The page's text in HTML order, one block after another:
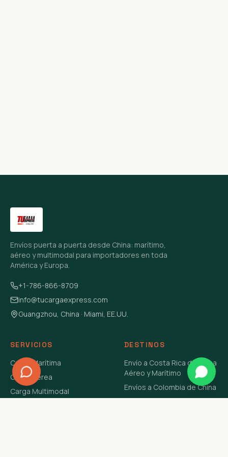
Envíos puerta a puerta desde China: marítimo,
aéreo y multimodal para importadores en toda
América y Europa.
+1-786-866-8709
info@tucargaexpress.com
Guangzhou, China · Miami, EE.UU.
SERVICIOS
Carga Marítima
Carga Aérea
Carga Multimodal
DESTINOS
Envío a Costa Rica de China
Aéreo y Marítimo
Envíos a Colombia de China